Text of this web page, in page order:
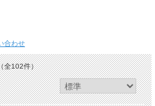
合わせ
全102件）